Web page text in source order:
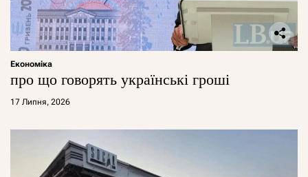
Економіка
про що говорять українські гроші
17 Липня, 2026